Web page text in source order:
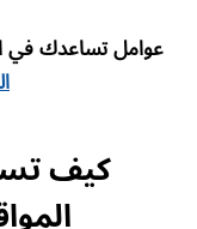
4 عوامل تساعدك في
كيف